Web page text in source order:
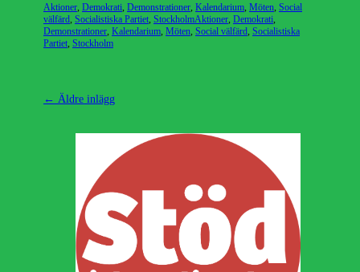
Kategorier
Aktioner, Demokrati, Demonstrationer, Kalendarium, Möten, Social
välfärd, Socialistiska Partiet, StockholmEtiketter
Aktioner, Demokrati,
Demonstrationer, Kalendarium, Möten, Social välfärd, Socialistiska
Partiet, Stockholm
Inläggsnavigering
← Äldre inlägg